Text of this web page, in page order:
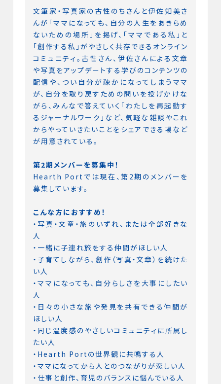
文筆家・写真家の古性のちさんと伊佐知美さ
んが「ママになっても、自分の人生をあきらめ
ないための場所」を掲げ、「ママである私」と
「創作する私」がやさしく共存できるオンライン
コミュニティ。古性さん、伊佐さんによる文章
や写真をアップデートする学びのコンテンツの
配信や、つい自分が疎かになってしまうママ
が、自分を取り戻すための問いを投げかけな
がら、みんなで答えていく「わたしを再起動す
るジャーナルワーク」など、気軽な雑談やこれ
からやっていきたいことをシェアできる場など
が用意されている。
第2期メンバーを募集中！
Hearth Portでは現在、第2期のメンバーを
募集しています。
こんな方におすすめ！
・写真・文章・旅のいずれ、または全部好きな
人
・一緒に子連れ旅をする仲間がほしい人
・子育てしながら、創作（写真・文章）を続けた
い人
・ママになっても、自分らしさを大事にしたい
人
・日々の小さな旅や発見を共有できる仲間が
ほしい人
・同じ温度感のやさしいコミュニティに所属し
たい人
・Hearth Portの世界観に共鳴する人
・ママになってから人とのつながりが恋しい人
・仕事と創作、育児のバランスに悩んでいる人